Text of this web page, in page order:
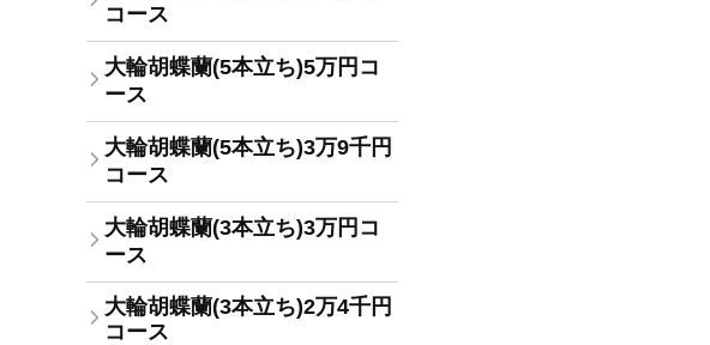
コース
大輪胡蝶蘭(5本立ち)5万円コ
ース
大輪胡蝶蘭(5本立ち)3万9千円
コース
大輪胡蝶蘭(3本立ち)3万円コ
ース
大輪胡蝶蘭(3本立ち)2万4千円
コース